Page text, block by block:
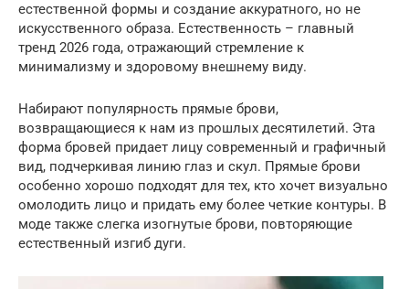
естественной формы и создание аккуратного, но не
искусственного образа. Естественность – главный
тренд 2026 года, отражающий стремление к
минимализму и здоровому внешнему виду.
Набирают популярность прямые брови,
возвращающиеся к нам из прошлых десятилетий. Эта
форма бровей придает лицу современный и графичный
вид, подчеркивая линию глаз и скул. Прямые брови
особенно хорошо подходят для тех, кто хочет визуально
омолодить лицо и придать ему более четкие контуры. В
моде также слегка изогнутые брови, повторяющие
естественный изгиб дуги.